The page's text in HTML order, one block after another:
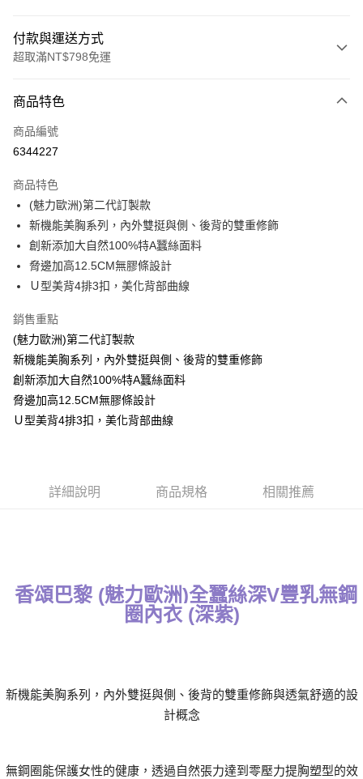
付款與運送方式
超取滿NT$798免運
信用卡一次付款
超商取貨付款
Apple Pay
街口支付
悠遊付
ATM付款
貨到付款
運送方式
全家取貨付款
每筆NT$70，滿NT$799(含以上)免運費
萊爾富取貨付款
7-11取貨付款
每筆NT$70，滿NT$798(含以上)免運費
宅配
每筆NT$70，滿NT$799(含以上)免運費
每筆NT$100
商品特色
商品編號
6344227
商品特色
(魅力歐洲)第二代訂製款
新機能美胸系列，內外雙挺與側、後背的雙重修飾
創新添加大自然100%特A蠶絲面料
脅邊加高12.5CM無膠條設計
Ｕ型美背4排3扣，美化背部曲線
銷售重點
(魅力歐洲)第二代訂製款
新機能美胸系列，內外雙挺與側、後背的雙重修飾
創新添加大自然100%特A蠶絲面料
脅邊加高12.5CM無膠條設計
Ｕ型美背4排3扣，美化背部曲線
詳細說明 商品規格 相關推薦
香頌巴黎 (魅力歐洲)全蠶絲深V豐乳無鋼
圈內衣 (深紫)
新機能美胸系列，內外雙挺與側、後背的雙重修飾與透氣舒適的設
計概念
無鋼圈能保護女性的健康，透過自然張力達到零壓力提胸塑型的效